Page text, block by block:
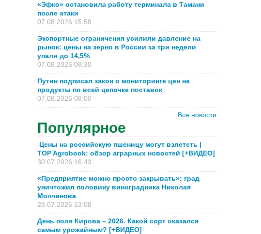
«Эфко» остановила работу терминала в Тамани
после атаки
07.08.2026 15:58
Экспортные ограничения усилили давление на
рынок: цены на зерно в России за три недели
упали до 14,5%
07.08.2026 08:30
Путин подписал закон о мониторинге цен на
продукты по всей цепочке поставок
07.08.2026 08:00
Все новости
Популярное
Цены на российскую пшеницу могут взлететь |
TOP Agrobook: обзор аграрных новостей [+ВИДЕО]
30.07.2026 16:43
«Предприятие можно просто закрывать»: град
уничтожил половину виноградника Николая
Молчанова
28.07.2026 13:08
День поля Кирова – 2026. Какой сорт оказался
самым урожайным? [+ВИДЕО]